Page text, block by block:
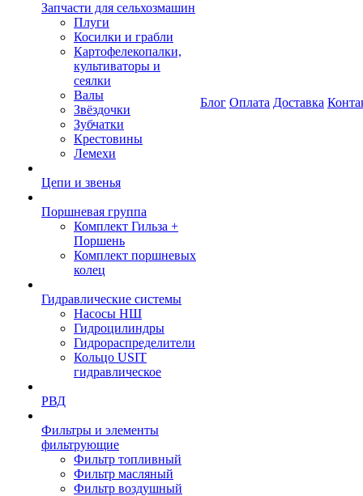
Запчасти для сельхозмашин
Плуги
Косилки и грабли
Картофелекопалки,
культиваторы и
сеялки
Валы
Звёздочки
Зубчатки
Крестовины
Лемехи
Цепи и звенья
Поршневая группа
Комплект Гильза +
Поршень
Комплект поршневых
колец
Гидравлические системы
Насосы НШ
Гидроцилиндры
Гидрораспределители
Кольцо USIT
гидравлическое
РВД
Фильтры и элементы
фильтрующие
Фильтр топливный
Фильтр масляный
Фильтр воздушный
Блог Оплата Доставка